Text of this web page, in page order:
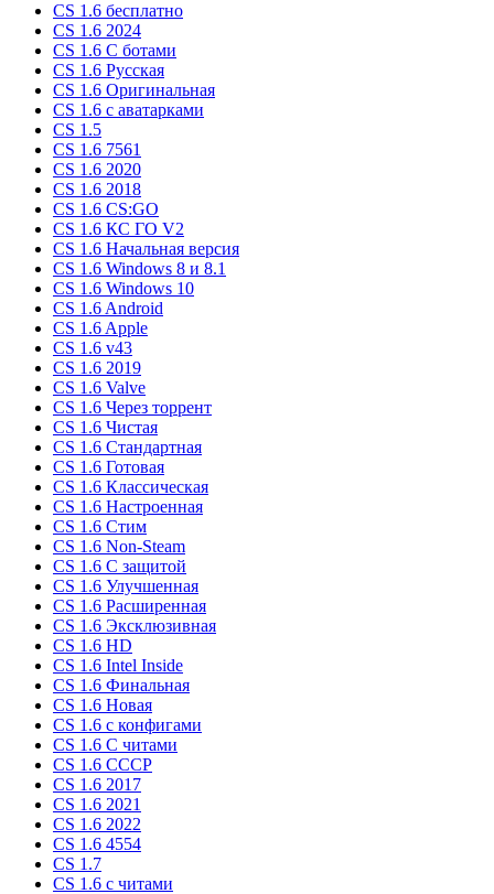
CS 1.6 бесплатно
CS 1.6 2024
CS 1.6 С ботами
CS 1.6 Русская
CS 1.6 Оригинальная
CS 1.6 c аватарками
CS 1.5
CS 1.6 7561
CS 1.6 2020
CS 1.6 2018
CS 1.6 CS:GO
CS 1.6 КС ГО V2
CS 1.6 Начальная версия
CS 1.6 Windows 8 и 8.1
CS 1.6 Windows 10
CS 1.6 Android
CS 1.6 Apple
CS 1.6 v43
CS 1.6 2019
CS 1.6 Valve
CS 1.6 Через торрент
CS 1.6 Чистая
CS 1.6 Стандартная
CS 1.6 Готовая
CS 1.6 Классическая
CS 1.6 Настроенная
CS 1.6 Стим
CS 1.6 Non-Steam
CS 1.6 C защитой
CS 1.6 Улучшенная
CS 1.6 Расширенная
CS 1.6 Эксклюзивная
CS 1.6 HD
CS 1.6 Intel Inside
CS 1.6 Финальная
CS 1.6 Новая
CS 1.6 с конфигами
CS 1.6 С читами
CS 1.6 CCCP
CS 1.6 2017
CS 1.6 2021
CS 1.6 2022
CS 1.6 4554
CS 1.7
CS 1.6 с читами